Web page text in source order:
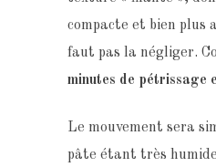
compacte et bien plus
faut pas la négliger.
minutes de pétrissage
Le mouvement sera
pâte étant très